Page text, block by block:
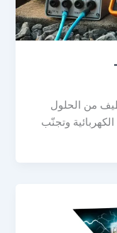
من الحلول
وتجنّب